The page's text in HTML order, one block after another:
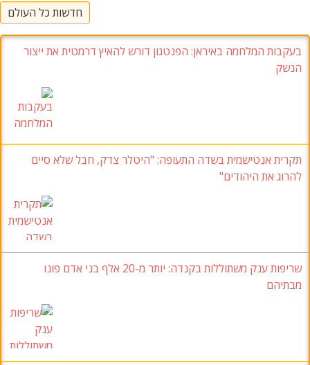
חדשות כל העולם
בעקבות המלחמה באיראן: הפנטגון דורש להאיץ דרמטית את ייצור
הנשק
תקרית אנטישמית בשדה התעופה: "היטלר צדק, חבל שלא סיים
להרוג את היהודים"
שריפות ענק משתוללות בקנדה: יותר מ-20 אלף בני אדם פונו
מבתיהם